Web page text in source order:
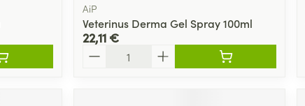
AiP
Veterinus Derma Gel Spray 100ml
22,11 €